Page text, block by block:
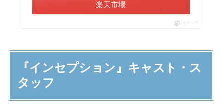
楽天市場
ポチップ
『インセプション』キャスト・ス
タッフ